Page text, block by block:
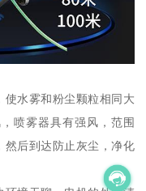
使水雾和粉尘颗粒相同大
喷雾器具有强风，范围
然后到达防止灰尘，净化